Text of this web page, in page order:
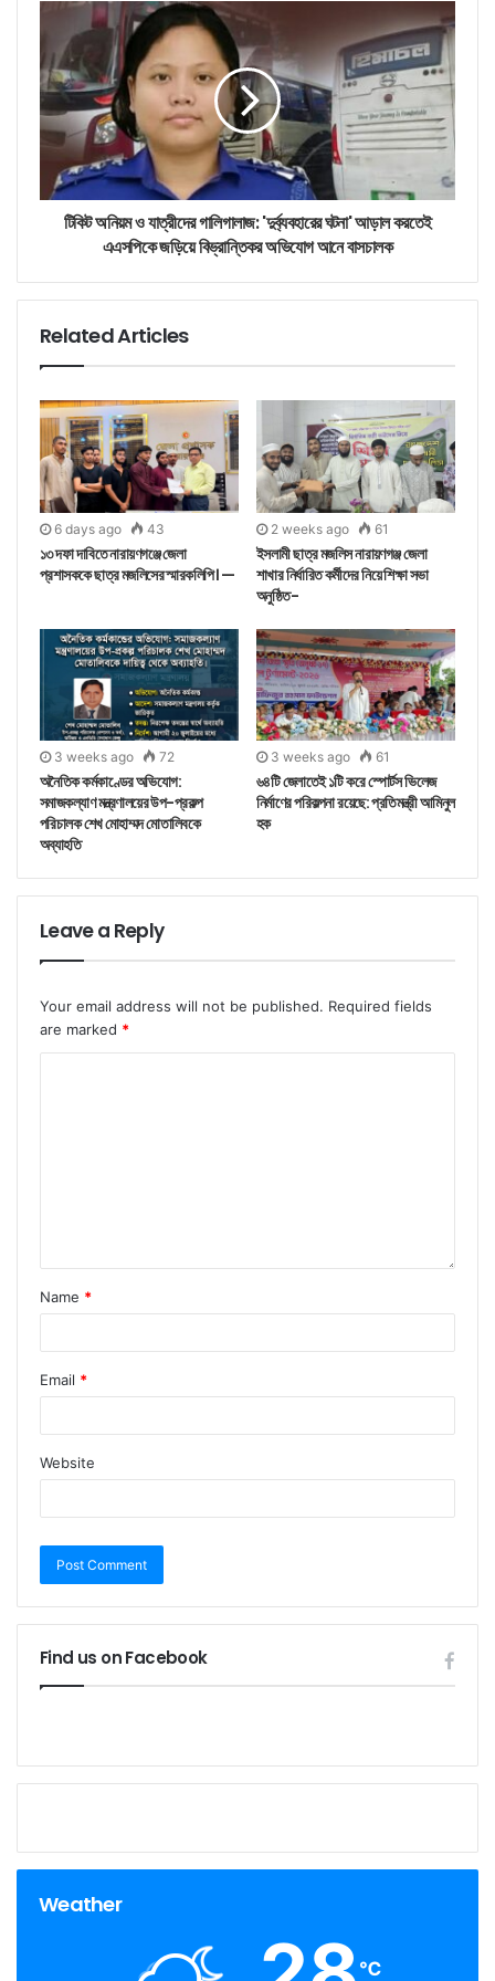
টিকিট অনিয়ম ও যাত্রীদের গালিগালাজ: 'দুর্ব্যবহারের ঘটনা' আড়াল করতেই
এএসপিকে জড়িয়ে বিভ্রান্তিকর অভিযোগ আনে বাসচালক
Related Articles
6 days ago 43
১৩ দফা দাবিতে নারায়ণগঞ্জে জেলা
প্রশাসককে ছাত্র মজলিসের স্মারকলিপি। —
2 weeks ago 61
ইসলামী ছাত্র মজলিস নারায়ণগঞ্জ জেলা
শাখার নির্ধারিত কর্মীদের নিয়ে শিক্ষা সভা
অনুষ্ঠিত-
3 weeks ago 72
অনৈতিক কর্মকাণ্ডের অভিযোগ:
সমাজকল্যাণ মন্ত্রণালয়ের উপ-প্রকল্প
পরিচালক শেখ মোহাম্মদ মোতালিবকে
অব্যাহতি
3 weeks ago 61
৬৪টি জেলাতেই ১টি করে স্পোর্টস ভিলেজ
নির্মাণের পরিকল্পনা রয়েছে: প্রতিমন্ত্রী আমিনুল
হক
Leave a Reply
Your email address will not be published. Required fields
are marked *
Name *
Email *
Website
Find us on Facebook
Weather
℃